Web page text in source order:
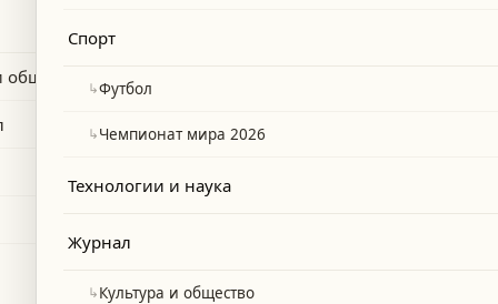
рта и повышение настроения и
Спорт
↳Футбол
↳Чемпионат мира 2026
Технологии и наука
Журнал
↳Культура и общество